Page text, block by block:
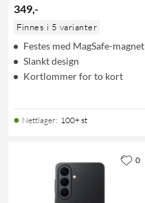
349,-
Finnes i 5 varianter
Festes med MagSafe-magnet
Slankt design
Kortlommer for to kort
Nettlager: 100+ st
0